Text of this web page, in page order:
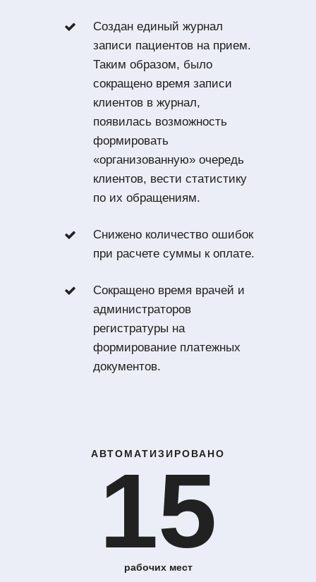
Создан единый журнал
записи пациентов на прием.
Таким образом, было
сокращено время записи
клиентов в журнал,
появилась возможность
формировать
«организованную» очередь
клиентов, вести статистику
по их обращениям.
Снижено количество ошибок
при расчете суммы к оплате.
Сокращено время врачей и
администраторов
регистратуры на
формирование платежных
документов.
АВТОМАТИЗИРОВАНО
15
рабочих мест